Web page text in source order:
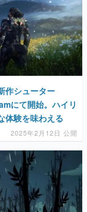
作シューター
にて開始。ハイリ
体験を味わえる
2025年2月12日 公開